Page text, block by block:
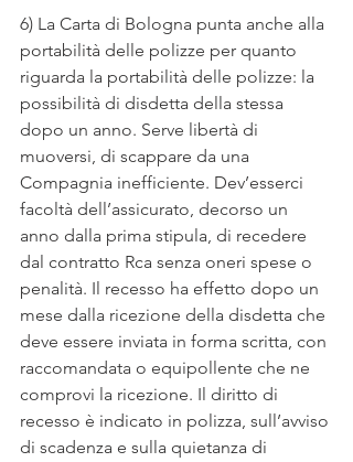
6) La Carta di Bologna punta anche alla
portabilità delle polizze per quanto
riguarda la portabilità delle polizze: la
possibilità di disdetta della stessa
dopo un anno. Serve libertà di
muoversi, di scappare da una
Compagnia inefficiente. Dev’esserci
facoltà dell’assicurato, decorso un
anno dalla prima stipula, di recedere
dal contratto Rca senza oneri spese o
penalità. Il recesso ha effetto dopo un
mese dalla ricezione della disdetta che
deve essere inviata in forma scritta, con
raccomandata o equipollente che ne
comprovi la ricezione. Il diritto di
recesso è indicato in polizza, sull’avviso
di scadenza e sulla quietanza di